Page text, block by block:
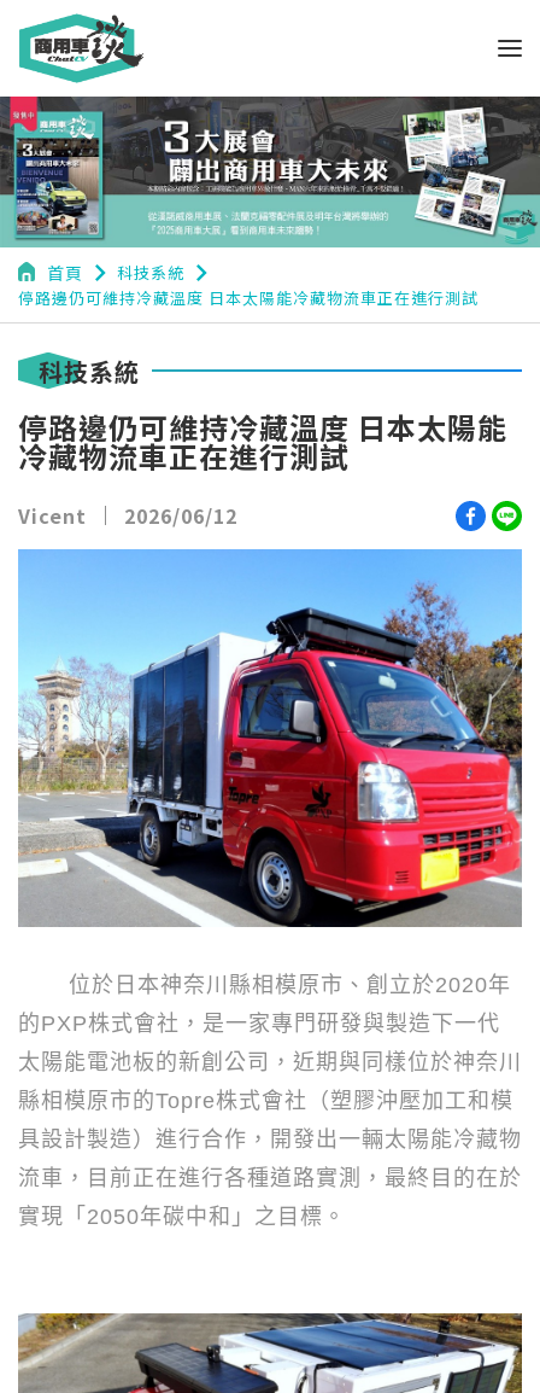
首頁 navigate_next 科技系統 navigate_next
停路邊仍可維持冷藏溫度 日本太陽能冷藏物流車正在進行測試
科技系統
停路邊仍可維持冷藏溫度 日本太陽能
冷藏物流車正在進行測試
Vicent 2026/06/12
位於日本神奈川縣相模原市、創立於2020年
的PXP株式會社，是一家專門研發與製造下一代
太陽能電池板的新創公司，近期與同樣位於神奈川
縣相模原市的Topre株式會社（塑膠沖壓加工和模
具設計製造）進行合作，開發出一輛太陽能冷藏物
流車，目前正在進行各種道路實測，最終目的在於
實現「 2050年碳中和」之目標。